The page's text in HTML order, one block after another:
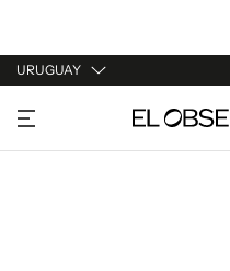
URUGUAY
URUGUAY
ARGENTINA